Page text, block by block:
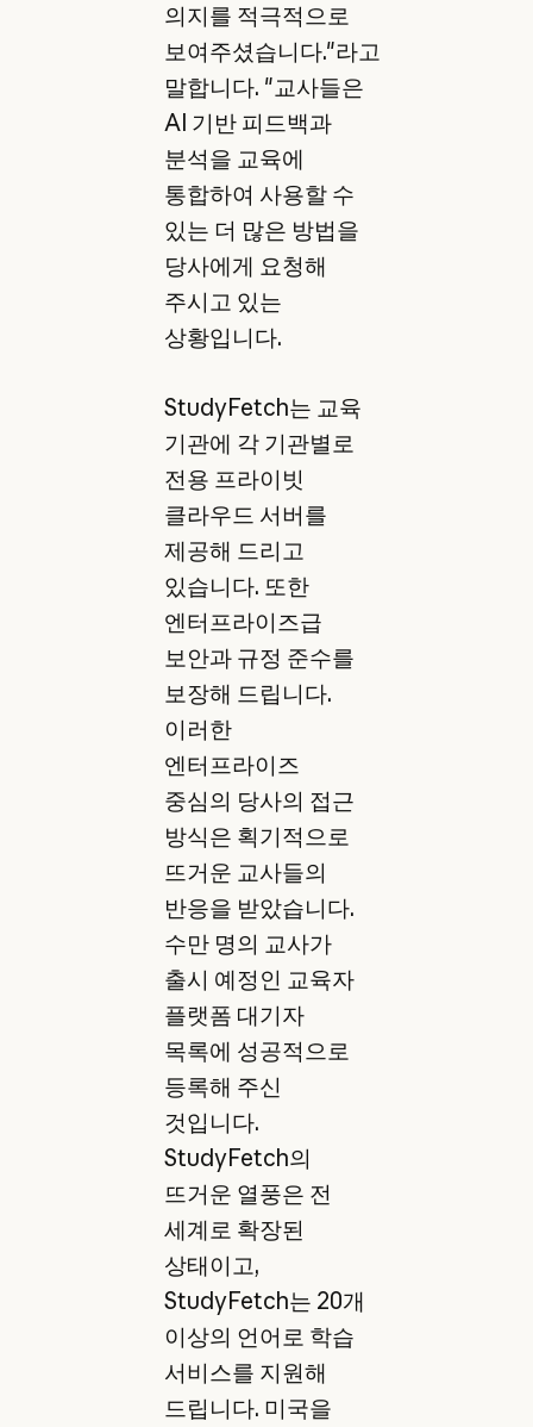
의지를 적극적으로
보여주셨습니다."라고
말합니다. "교사들은
AI 기반 피드백과
분석을 교육에
통합하여 사용할 수
있는 더 많은 방법을
당사에게 요청해
주시고 있는
상황입니다.
StudyFetch는 교육
기관에 각 기관별로
전용 프라이빗
클라우드 서버를
제공해 드리고
있습니다. 또한
엔터프라이즈급
보안과 규정 준수를
보장해 드립니다.
이러한
엔터프라이즈
중심의 당사의 접근
방식은 획기적으로
뜨거운 교사들의
반응을 받았습니다.
수만 명의 교사가
출시 예정인 교육자
플랫폼 대기자
목록에 성공적으로
등록해 주신
것입니다.
StudyFetch의
뜨거운 열풍은 전
세계로 확장된
상태이고,
StudyFetch는 20개
이상의 언어로 학습
서비스를 지원해
드립니다. 미국을